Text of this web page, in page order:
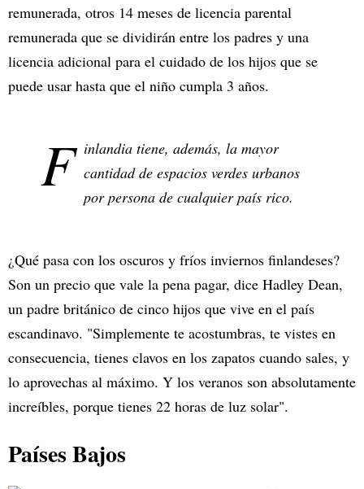
remunerada, otros 14 meses de licencia parental
remunerada que se dividirán entre los padres y una
licencia adicional para el cuidado de los hijos que se
puede usar hasta que el niño cumpla 3 años.
F inlandia tiene, además, la mayor
cantidad de espacios verdes urbanos
por persona de cualquier país rico.
¿Qué pasa con los oscuros y fríos inviernos finlandeses?
Son un precio que vale la pena pagar, dice Hadley Dean,
un padre británico de cinco hijos que vive en el país
escandinavo. "Simplemente te acostumbras, te vistes en
consecuencia, tienes clavos en los zapatos cuando sales, y
lo aprovechas al máximo. Y los veranos son absolutamente
increíbles, porque tienes 22 horas de luz solar".
Países Bajos